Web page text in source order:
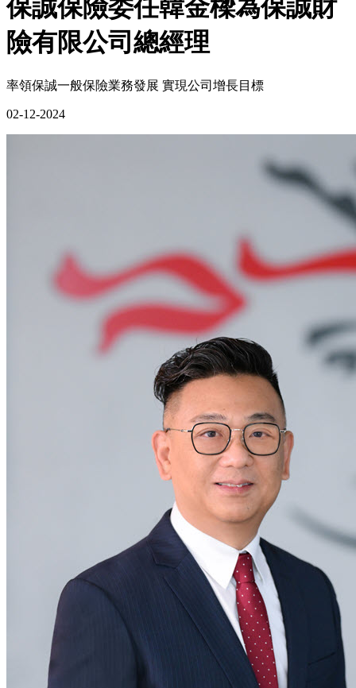
保誠保險委任韓金樑為保誠財
險有限公司總經理
率領保誠一般保險業務發展 實現公司增長目標
02-12-2024